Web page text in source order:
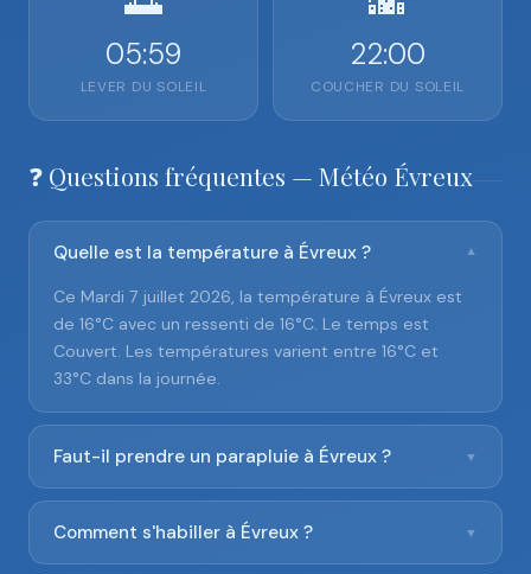
05:59
LEVER DU SOLEIL
22:00
COUCHER DU SOLEIL
❓ Questions fréquentes — Météo Évreux
Quelle est la température à Évreux ? ▼
Ce Mardi 7 juillet 2026, la température à Évreux est
de 16°C avec un ressenti de 16°C. Le temps est
Couvert. Les températures varient entre 16°C et
33°C dans la journée.
Faut-il prendre un parapluie à Évreux ? ▼
Comment s'habiller à Évreux ? ▼